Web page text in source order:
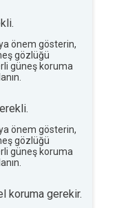
önem gösterin,
gözlüğü
güneş koruma
önem gösterin,
gözlüğü
güneş koruma
koruma gerekir.